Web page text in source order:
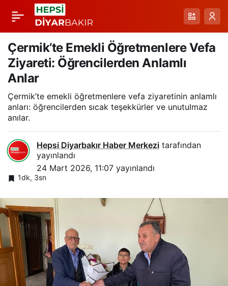
Çermik’te Emekli Öğretmenlere Vefa
Ziyareti: Öğrencilerden Anlamlı
Anlar
Çermik’te emekli öğretmenlere vefa ziyaretinin anlamlı
anları: öğrencilerden sıcak teşekkürler ve unutulmaz
anılar.
Hepsi Diyarbakır Haber Merkezi tarafından
yayınlandı
24 Mart 2026, 11:07 yayınlandı
1dk, 3sn
Diyarbakır Bağlar’de
Hafif Ticari Araçla
Otomobil Çarpıştı:
Jandarmadan
Paylaş